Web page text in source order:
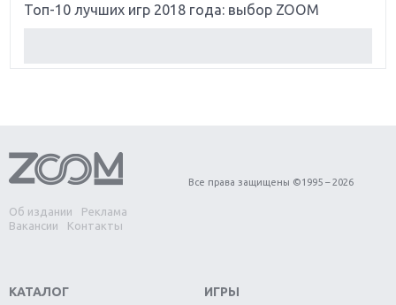
Топ-10 лучших игр 2018 года: выбор ZOOM
Обзор игры Forza Horizon 4: вершина эволюции
Две важных новинки для консолей: Spider-Man и
Divinity Original Sin 2
Switch
Об издании
Реклама
Вакансии
Контакты
Все права защищены ©1995 – 2026
КАТАЛОГ
ИГРЫ